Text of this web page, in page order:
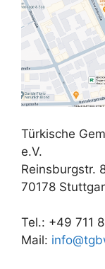
Türkische
e.V.
Reinsburgstr.
70178
Tel.: +49 711
Mail: